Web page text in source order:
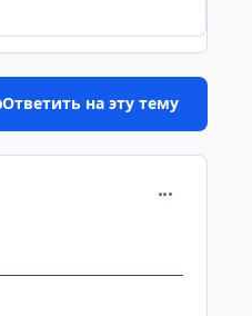
Ответить на эту тему